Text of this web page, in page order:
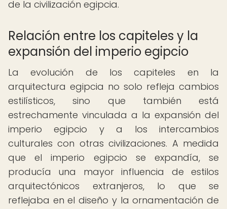
de la civilización egipcia.
Relación entre los capiteles y la
expansión del imperio egipcio
La evolución de los capiteles en la
arquitectura egipcia no solo refleja cambios
estilísticos, sino que también está
estrechamente vinculada a la expansión del
imperio egipcio y a los intercambios
culturales con otras civilizaciones. A medida
que el imperio egipcio se expandía, se
producía una mayor influencia de estilos
arquitectónicos extranjeros, lo que se
reflejaba en el diseño y la ornamentación de